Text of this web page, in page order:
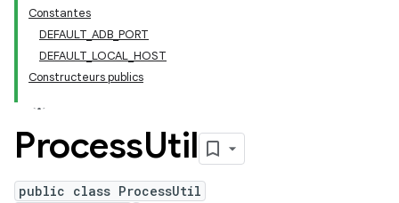
Constantes
DEFAULT_ADB_PORT
DEFAULT_LOCAL_HOST
Constructeurs publics
ProcessUtil
public class ProcessUtil